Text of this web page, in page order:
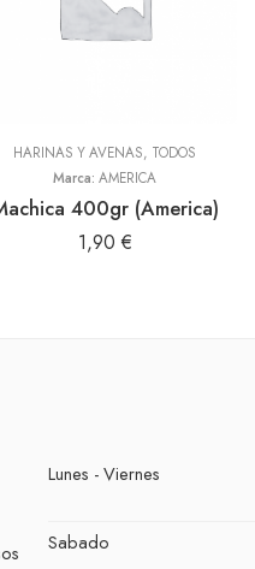
HARINAS Y AVENAS, TODOS
Marca: AMERICA
400gr (America)
1,90 €
Lunes - Viernes
Sabado